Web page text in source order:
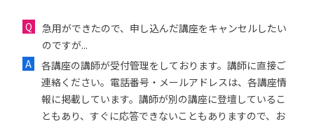
急用ができたので、申し込んだ講座をキャンセルしたい
のですが...
各講座の講師が受付管理をしております。講師に直接ご
連絡ください。電話番号・メールアドレスは、各講座情
報に掲載しています。講師が別の講座に登壇しているこ
ともあり、すぐに応答できないこともありますので、お